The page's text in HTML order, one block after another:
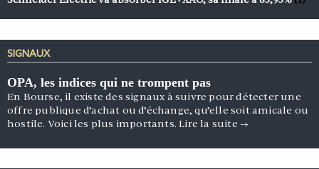
SIGNAUX
OPA, les indices qui ne trompent pas
En Bourse, il existe des signaux à suivre pour détecter une
offre publique d’achat ou d’échange, qu’elle soit amicale ou
hostile. Voici les plus importants.Lire la suite →